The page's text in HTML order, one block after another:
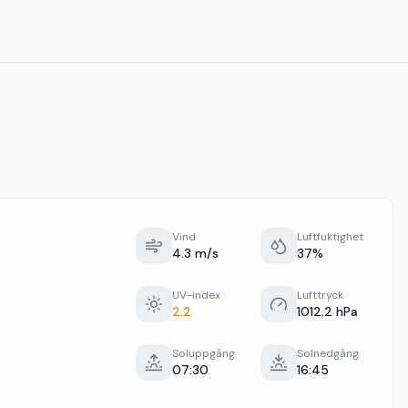
Vind
4.3 m/s
Luftfuktighet
37%
UV-index
2.2
Lufttryck
1012.2 hPa
Soluppgång
07:30
Solnedgång
16:45